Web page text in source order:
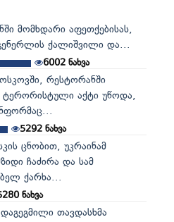
მომხდარი აფეთქებისას,
ქალიშვილი და...
6002 ნახვა
რესტორანში
ტერორისტული აქტი უწოდა,
5292ნახვა
ცნობით, უკრაინამ
ჩაძირა და სამ
ქარხა...
ნახვა
თავდასხმა